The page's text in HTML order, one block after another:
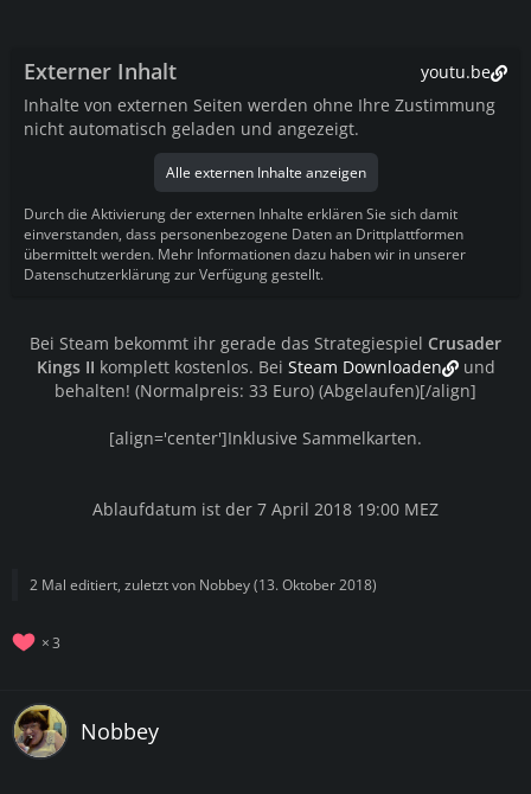
Externer Inhalt
youtu.be
Inhalte von externen Seiten werden ohne Ihre Zustimmung
nicht automatisch geladen und angezeigt.
Alle externen Inhalte anzeigen
Durch die Aktivierung der externen Inhalte erklären Sie sich damit
einverstanden, dass personenbezogene Daten an Drittplattformen
übermittelt werden. Mehr Informationen dazu haben wir in unserer
Datenschutzerklärung zur Verfügung gestellt.
Bei Steam bekommt ihr gerade das Strategiespiel Crusader
Kings II komplett kostenlos. Bei Steam Downloaden
und
behalten! (Normalpreis: 33 Euro) (Abgelaufen)[/align]
[align='center']Inklusive Sammelkarten.
Ablaufdatum ist der 7 April 2018 19:00 MEZ
2 Mal editiert, zuletzt von Nobbey(13. Oktober 2018)
3
Nobbey